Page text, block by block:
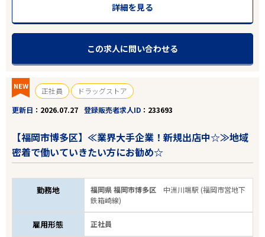
詳細を見る
この求人に問い合わせる
NEW 正社員
ドラッグストア
更新日
2026.07.27 登録販売者求人ID 233693
【福岡市博多区】≪業界大手企業！新規出店中☆≫地域
密着で働いていきたい方にお勧め☆
勤務地 福岡県 福岡市博多区 中洲川端駅 (福岡市営地下
鉄箱崎線)
雇用形態 正社員